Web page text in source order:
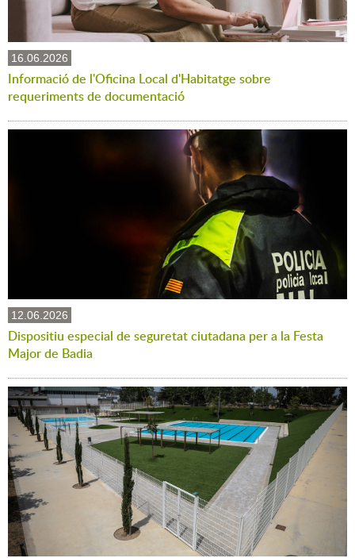
16.06.2026
Informació de l'Oficina Local d'Habitatge sobre
requeriments de documentació
12.06.2026
Dispositiu especial de seguretat ciutadana per a la Festa
Major de Badia